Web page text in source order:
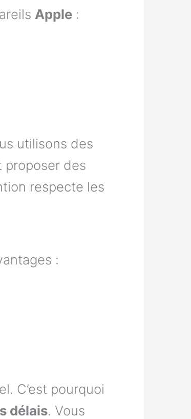
Apple :
utilisons des
proposer des
respecte les
:
C’est pourquoi
délais. Vous